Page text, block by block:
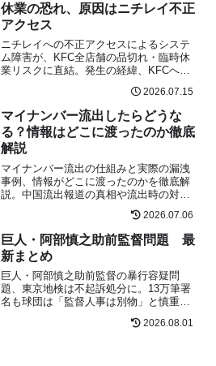
休業の恐れ、原因はニチレイ不正
アクセス
ニチレイへの不正アクセスによるシステ
ム障害が、KFC全店舗の品切れ・臨時休
業リスクに直結。発生の経緯、KFCへの
をわかりやすくまとめました。2026.07.15
マイナンバー流出したらどうな
る？情報はどこに渡ったのか徹底
解説
マイナンバー流出の仕組みと実際の漏洩
事例、情報がどこに渡ったのかを徹底解
説。中国流出報道の真相や流出時の対処
法、SNSの声までファクトチェック済み
でわかりやすく紹介します。 2026.07.06
巨人・阿部慎之助前監督問題 最
新まとめ
巨人・阿部慎之助前監督の暴行容疑問
題、東京地検は不起訴処分に。13万筆署
名も球団は「監督人事は別物」と慎重姿
勢。最新の時系列と今後の行方を更新日
2026.08.01